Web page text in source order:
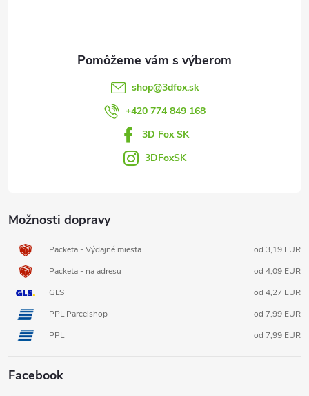
Možnosti dopravy
Packeta - Výdajné miesta
od 3,19 EUR
Packeta - na adresu
od 4,09 EUR
GLS
od 4,27 EUR
PPL Parcelshop
od 7,99 EUR
PPL
od 7,99 EUR
Facebook
shop@3dfox.sk
+420 774 849 168
3D Fox SK
3DFoxSK